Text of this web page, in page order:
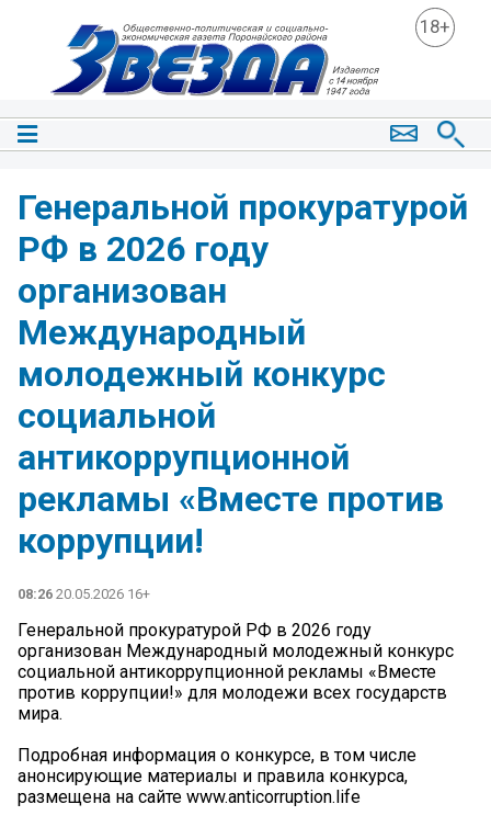
18+
Генеральной прокуратурой
РФ в 2026 году
организован
Международный
молодежный конкурс
социальной
антикоррупционной
рекламы «Вместе против
коррупции!
08:26 20.05.2026 16+
Генеральной прокуратурой РФ в 2026 году
организован Международный молодежный конкурс
социальной антикоррупционной рекламы «Вместе
против коррупции!» для молодежи всех государств
мира.
Подробная информация о конкурсе, в том числе
анонсирующие материалы и правила конкурса,
размещена на сайте www.anticorruption.life